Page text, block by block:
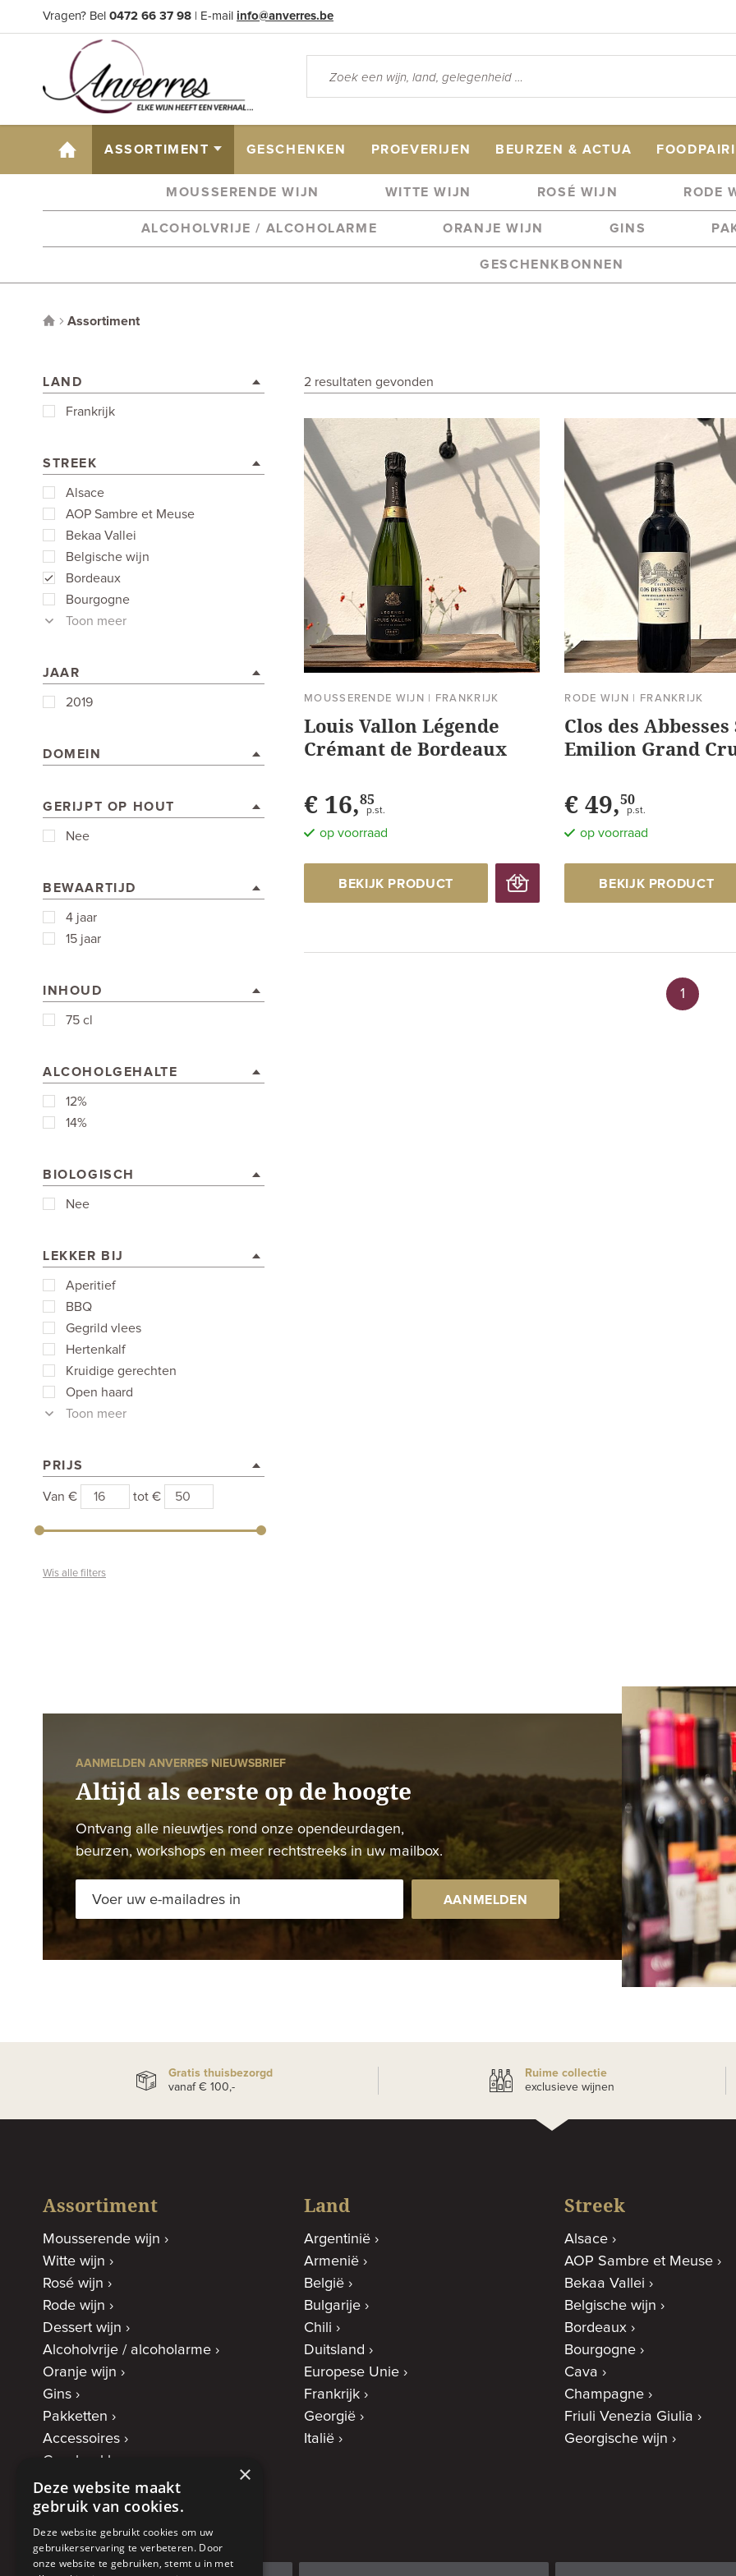
Vragen? Bel 0472 66 37 98 | E-mail info@anverres.be
HOME ASSORTIMENT GESCHENKEN PROEVERIJEN BEURZEN & ACTUA
MOUSSERENDE WIJN WITTE WIJN ROSÉ WIJN RODE
ALCOHOLVRIJE / ALCOHOLARME ORANJE WIJN GINS
GESCHENKBONNEN
Assortiment
LAND
Frankrijk
STREEK
Alsace
AOP Sambre et Meuse
Bekaa Vallei
Belgische wijn
Bordeaux
Bourgogne
Toon meer
JAAR
2019
DOMEIN
GERIJPT OP HOUT
Nee
BEWAARTIJD
4 jaar
15 jaar
INHOUD
75 cl
ALCOHOLGEHALTE
12%
14%
BIOLOGISCH
Nee
LEKKER BIJ
Aperitief
BBQ
Gegrild vlees
Hertenkalf
Kruidige gerechten
Open haard
Toon meer
PRIJS
Van € tot €
Wis alle filters
2 resultaten gevonden
MOUSSERENDE WIJN | FRANKRIJK
Louis Vallon Légende
Crémant de Bordeaux
€ 16,85
p.st.
op voorraad
BEKIJK PRODUCT
RODE WIJN | FRANKRIJK
Clos des
Emilion Grand
€ 49,50
p.st.
op voorraad
BEKIJK PRODUCT
1
AANMELDEN ANVERRES NIEUWSBRIEF
Altijd als eerste op de hoogte
Ontvang alle nieuwtjes rond onze opendeurdagen,
beurzen, workshops en meer rechtstreeks in uw mailbox.
AANMELDEN
Gratis thuisbezorgd
vanaf € 100,-
Ruime collectie
exclusieve wijnen
Assortiment
Mousserende wijn
Witte wijn
Rosé wijn
Rode wijn
Dessert wijn
Alcoholvrije / alcoholarme
Oranje wijn
Gins
Pakketten
Accessoires
Geschenkbonnen
Land
Argentinië
Armenië
België
Bulgarije
Chili
Duitsland
Europese Unie
Frankrijk
Georgië
Italië
Streek
Alsace
AOP Sambre et Meuse
Bekaa Vallei
Belgische wijn
Bordeaux
Bourgogne
Cava
Champagne
Friuli Venezia Giulia
Georgische wijn
×
Deze website maakt
gebruik van cookies.
Deze website gebruikt cookies om uw
gebruikerservaring te verbeteren. Door
onze website te gebruiken, stemt u in met